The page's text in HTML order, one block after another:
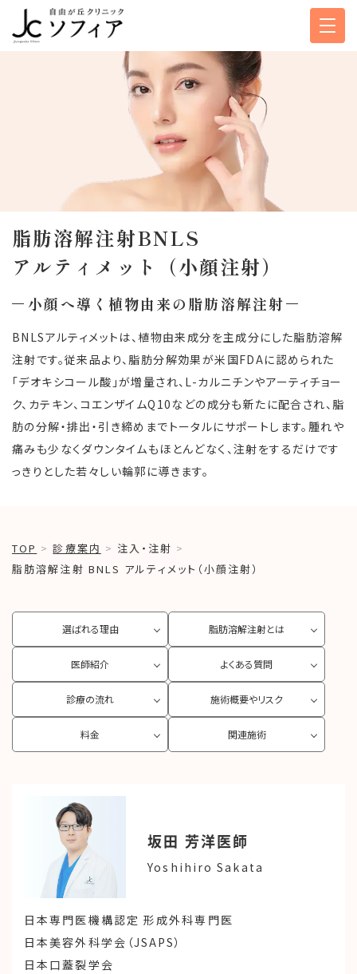
脂肪溶解注射BNLS
アルティメット
（小顔注射）
小顔へ導く植物由来の脂肪溶解注射
BNLSアルティメットは、植物由来成分を主成分にした脂肪溶解
注射です。従来品より、脂肪分解効果が米国FDAに認められた
「デオキシコール酸」が増量され、L-カルニチンやアーティチョー
ク、カテキン、コエンザイムQ10などの成分も新たに配合され、脂
肪の分解・排出・引き締めまでトータルにサポートします。腫れや
痛みも少なくダウンタイムもほとんどなく、注射をするだけです
っきりとした若々しい輪郭に導きます。
TOP 診療案内
注入・注射
脂肪溶解注射 BNLS アルティメット（小顔注射）
選ばれる理由 脂肪溶解注射とは
医師紹介 よくある質問
診療の流れ 施術概要やリスク
料金 関連施術
坂田 芳洋 医師
Yoshihiro Sakata
日本専門医機構認定 形成外科専門医
日本美容外科学会（JSAPS）
日本口蓋裂学会